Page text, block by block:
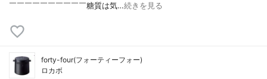
￣￣￣￣￣￣￣￣￣￣⁡糖質は気…続きを見る
forty-four(フォーティーフォー)
ロカボ